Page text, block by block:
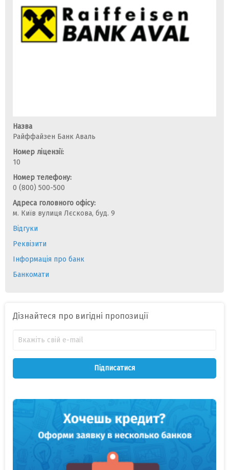
Назва
Райффайзен Банк Аваль
Номер ліцензії:
10
Номер телефону:
0 (800) 500-500
Адреса головного офісу:
м. Київ вулиця Лєскова, буд. 9
Відгуки
Реквізити
Інформація про банк
Банкомати
Дізнайтеся про вигідні пропозиції
Підписатися